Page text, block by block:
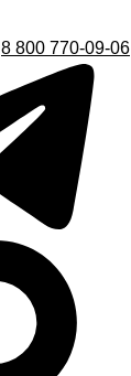
8 800 770-09-06